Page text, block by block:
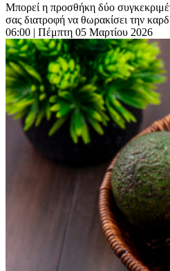
Μπορεί η προσθήκη δύο
σας διατροφή να θωρακίσει την
06:00 | Πέμπτη 05 Μαρτίου 2026